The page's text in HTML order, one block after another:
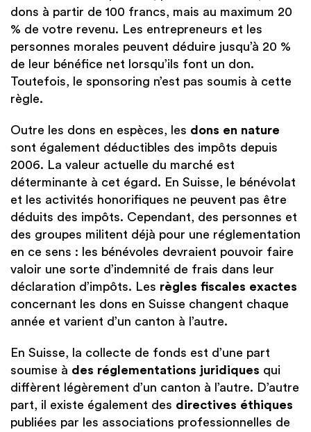
dons à partir de 100 francs, mais au maximum 20
% de votre revenu. Les entrepreneurs et les
personnes morales peuvent déduire jusqu’à 20 %
de leur bénéfice net lorsqu’ils font un don.
Toutefois, le sponsoring n’est pas soumis à cette
règle.
Outre les dons en espèces, les dons en nature
sont également déductibles des impôts depuis
2006. La valeur actuelle du marché est
déterminante à cet égard. En Suisse, le bénévolat
et les activités honorifiques ne peuvent pas être
déduits des impôts. Cependant, des personnes et
des groupes militent déjà pour une réglementation
en ce sens : les bénévoles devraient pouvoir faire
valoir une sorte d’indemnité de frais dans leur
déclaration d’impôts. Les règles fiscales exactes
concernant les dons en Suisse changent chaque
année et varient d’un canton à l’autre.
En Suisse, la collecte de fonds est d’une part
soumise à des réglementations juridiques qui
diffèrent légèrement d’un canton à l’autre. D’autre
part, il existe également des directives éthiques
publiées par les associations professionnelles de